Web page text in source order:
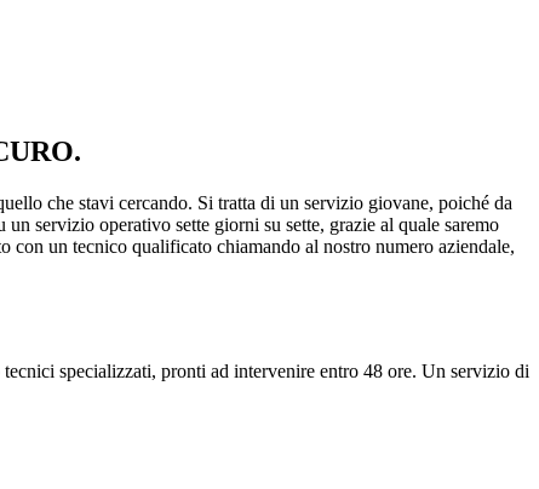
che stavi cercando. Si tratta di un servizio giovane, poiché da
servizio operativo sette giorni su sette, grazie al quale saremo
con un tecnico qualificato chiamando al nostro numero aziendale,
specializzati, pronti ad intervenire entro 48 ore. Un servizio di